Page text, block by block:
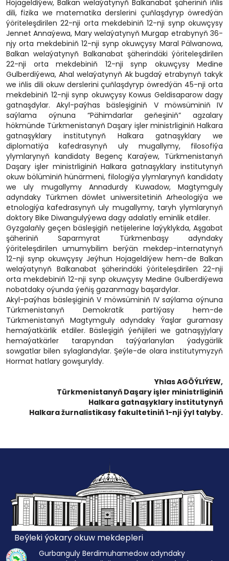
Hojageldiýew, Balkan welaýatynyň Balkanabat şäheriniň iňlis
dili, fizika we matematika derslerini çuňlaşdyryp öwredýän
ýöriteleşdirilen 22-nji orta mekdebiniň 12-nji synp okuwçysy
Jennet Annaýewa, Mary welaýatynyň Murgap etrabynyň 36-
njy orta mekdebiniň 12-nji synp okuwçysy Maral Pälwanowa,
Balkan welaýatynyň Balkanabat şäherindäki ýöriteleşdirilen
22-nji orta mekdebiniň 12-nji synp okuwçysy Medine
Gulberdiýewa, Ahal welaýatynyň Ak bugdaý etrabynyň takyk
we iňlis dili okuw derslerini çuňlaşdyryp öwredýän 45-nji orta
mekdebiniň 12-nji synp okuwçysy Kowus Geldisaparow dagy
gatnaşdylar. Akyl-paýhas bäsleşiginiň V möwsüminiň IV
saýlama oýnuna “Pähimdarlar geňeşiniň” agzalary
hökmünde Türkmenistanyň Daşary işler ministrliginiň Halkara
gatnaşyklary institutynyň Halkara gatnaşyklary we
diplomatiýa kafedrasynyň uly mugallymy, filosofiýa
ylymlarynyň kandidaty Begenç Karaýew, Türkmenistanyň
Daşary işler ministrliginiň Halkara gatnaşyklary institutynyň
okuw bölüminiň hünärmeni, filologiýa ylymlarynyň kandidaty
we uly mugallymy Annadurdy Kuwadow, Magtymguly
adyndaky Türkmen döwlet uniwersitetiniň Arheologiýa we
etnologiýa kafedrasynyň uly mugallymy, taryh ylymlarynyň
doktory Bike Diwangulyýewa dagy adalatly eminlik etdiler.
Gyzgalaňly geçen bäsleşigiň netijelerine laýyklykda, Aşgabat
şäheriniň Saparmyrat Türkmenbaşy adyndaky
ýöriteleşdirilen umumybilim berýän mekdep-internatynyň
12-nji synp okuwçysy Jeýhun Hojageldiýew hem-de Balkan
welaýatynyň Balkanabat şäherindäki ýöriteleşdirilen 22-nji
orta mekdebiniň 12-nji synp okuwçysy Medine Gulberdiýewa
nobatdaky oýunda ýeňiş gazanmagy başardylar.
Akyl-paýhas bäsleşiginiň V möwsüminiň IV saýlama oýnuna
Türkmenistanyň Demokratik partiýasy hem-de
Türkmenistanyň Magtymguly adyndaky Ýaşlar guramasy
hemaýatkärlik etdiler. Bäsleşigiň ýeňijileri we gatnaşyjylary
hemaýatkärler tarapyndan taýýarlanylan ýadygärlik
sowgatlar bilen sylaglandylar. Şeýle-de olara institutymyzyň
Hormat hatlary gowşuryldy.
Yhlas AGÖÝLIÝEW,
Türkmenistanyň Daşary işler ministrliginiň
Halkara gatnaşyklary institutynyň
Halkara žurnalistikasy fakultetiniň 1-nji ýyl talyby.
Beýleki ýokary okuw mekdepleri
Gurbanguly Berdimuhamedow adyndaky